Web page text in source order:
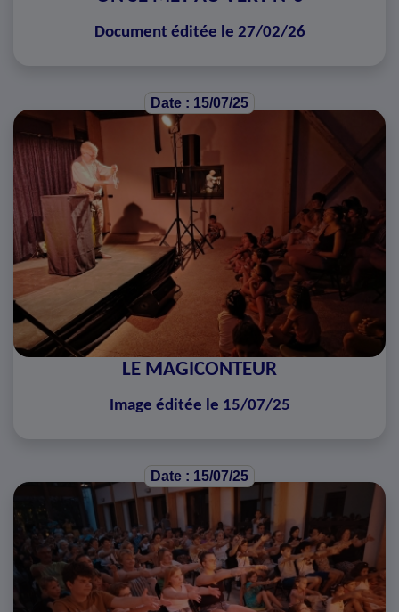
Document éditée le 27/02/26
Date : 15/07/25
LE MAGICONTEUR
Image éditée le 15/07/25
Date : 15/07/25